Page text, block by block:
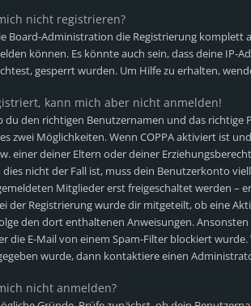
nicht registrieren?
Board-Administration die Registrierung komplett
können. Es könnte auch sein, dass deine IP-
gesperrt wurden. Um Hilfe zu erhalten,
kann mich aber nicht anmelden!
du den richtigen Benutzernamen und das richtige
zwei Möglichkeiten. Wenn COPPAaktiviert ist
einer deiner Eltern oder deiner
nicht der Fall ist, muss dein Benutzerkonto
Mitglieder erst freigeschaltet werden –
der Registrierung wurde dir mitgeteilt, ob eine
den dort enthaltenen Anweisungen.
die E-Mail von einem Spam-Filter blockiert
wurde, dann kontaktiere einen
nicht anmelden?